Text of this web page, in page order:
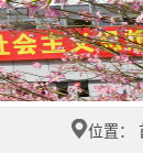
位置：